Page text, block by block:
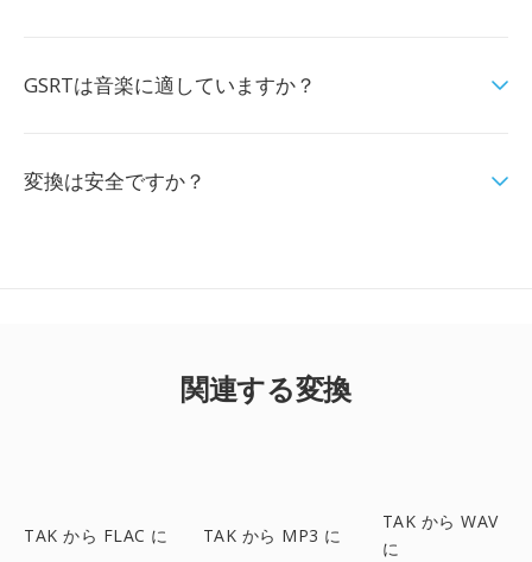
GSRTは音楽に適していますか？
変換は安全ですか？
関連する変換
TAK から FLAC に TAK から MP3 に
TAK から WAV
に